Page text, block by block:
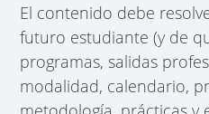
El contenido debe
futuro estudiante (y de
programas, salidas
modalidad, calendario,